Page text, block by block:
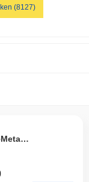
(8127)
BraveMetaWorld